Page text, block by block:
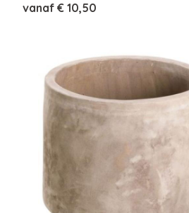
vanaf € 10,50